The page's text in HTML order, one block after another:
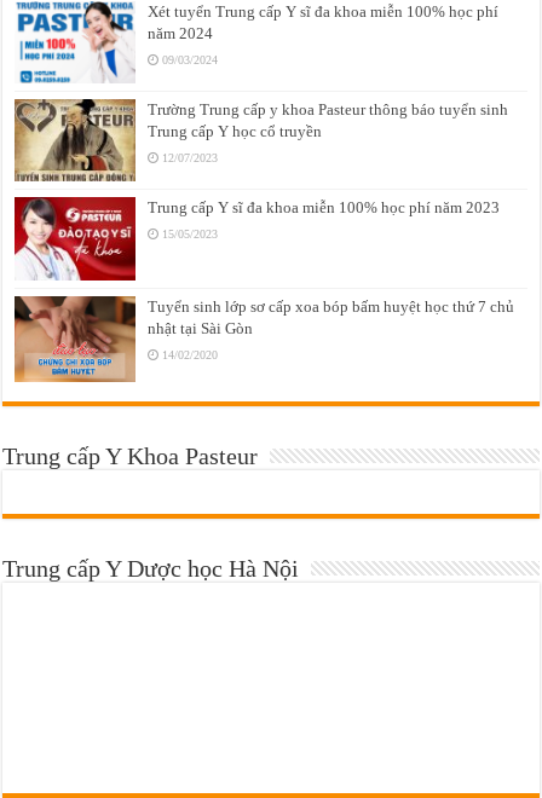
Xét tuyển Trung cấp Y sĩ đa khoa miễn 100% học phí
năm 2024
09/03/2024
Trường Trung cấp y khoa Pasteur thông báo tuyển sinh
Trung cấp Y học cổ truyền
12/07/2023
Trung cấp Y sĩ đa khoa miễn 100% học phí năm 2023
15/05/2023
Tuyển sinh lớp sơ cấp xoa bóp bấm huyệt học thứ 7 chủ
nhật tại Sài Gòn
14/02/2020
Trung cấp Y Khoa Pasteur
Trung cấp Y Dược học Hà Nội